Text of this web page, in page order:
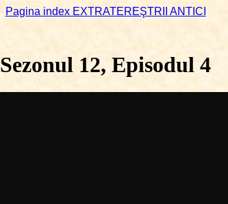
Pagina index EXTRATEREŞTRII ANTICI
Sezonul 12, Episodul 4